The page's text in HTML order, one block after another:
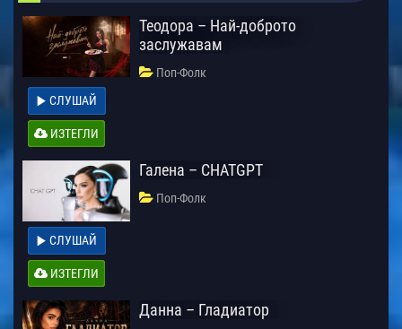
Теодора – Най-доброто
заслужавам
Поп-Фолк
СЛУШАЙ
ИЗТЕГЛИ
Галена – CHATGPT
Поп-Фолк
СЛУШАЙ
ИЗТЕГЛИ
Данна – Гладиатор